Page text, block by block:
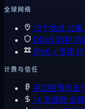
全球网络
13个地点 北美
DDoS 防护 内
IPv6 + 专用
计费与信任
用加密货币支
14 天退款全